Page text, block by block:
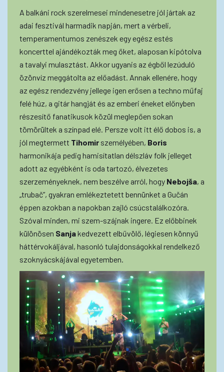
A balkáni rock szerelmesei mindenesetre jól jártak az
adai fesztivál harmadik napján, mert a vérbeli,
temperamentumos zenészek egy egész estés
koncerttel ajándékozták meg őket, alaposan kipótolva
a tavalyi mulasztást. Akkor ugyanis az égből lezúduló
özönvíz meggátolta az előadást. Annak ellenére, hogy
az egész rendezvény jellege igen erősen a techno műfaj
felé húz, a gitár hangját és az emberi éneket előnyben
részesítő fanatikusok közül meglepően sokan
tömörültek a színpad elé. Persze volt itt élő dobos is, a
jól megtermett Tihomir személyében, Boris
harmonikája pedig hamisítatlan délszláv folk jelleget
adott az egyébként is oda tartozó, élvezetes
szerzeményeknek, nem beszélve arról, hogy Nebojša, a
„trubač”, gyakran emlékeztetett bennünket a Gučán
éppen azokban a napokban zajló csúcstalálkozóra.
Szóval minden, mi szem-szájnak ingere. Ez előbbinek
különösen Sanjakedvezett elbűvölő, légiesen könnyű
háttérvokáljával, hasonló tulajdonságokkal rendelkező
szoknyácskájával egyetemben.